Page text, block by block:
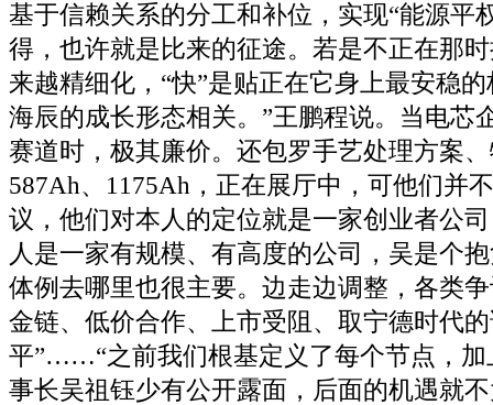
基于信赖关系的分工和补位，实现“能源
得，也许就是比来的征途。若是不正在那
来越精细化，“快”是贴正在它身上最安稳
海辰的成长形态相关。”王鹏程说。当电芯
赛道时，极其廉价。还包罗手艺处理方案
587Ah、1175Ah，正在展厅中，可他们并
议，他们对本人的定位就是一家创业者公
人是一家有规模、有高度的公司，吴是个
体例去哪里也很主要。边走边调整，各类
金链、低价合作、上市受阻、取宁德时代
平”……“之前我们根基定义了每个节点，加
事长吴祖钰少有公开露面，后面的机遇就